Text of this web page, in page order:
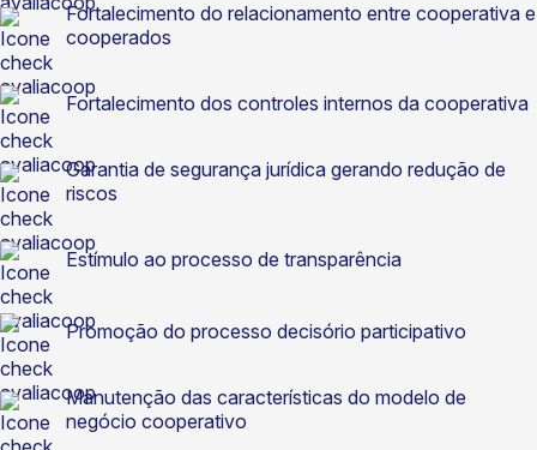
Fortalecimento do relacionamento entre cooperativa e
cooperados
Fortalecimento dos controles internos da cooperativa
Garantia de segurança jurídica gerando redução de
riscos
Estímulo ao processo de transparência
Promoção do processo decisório participativo
Manutenção das características do modelo de
negócio cooperativo